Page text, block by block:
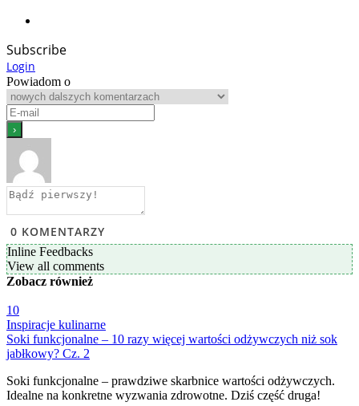
Subscribe
Login
Powiadom o
0 KOMENTARZY
Inline Feedbacks
View all comments
Zobacz również
10
Inspiracje kulinarne
Soki funkcjonalne – 10 razy więcej wartości odżywczych niż sok
jabłkowy? Cz. 2
Soki funkcjonalne – prawdziwe skarbnice wartości odżywczych.
Idealne na konkretne wyzwania zdrowotne. Dziś część druga!